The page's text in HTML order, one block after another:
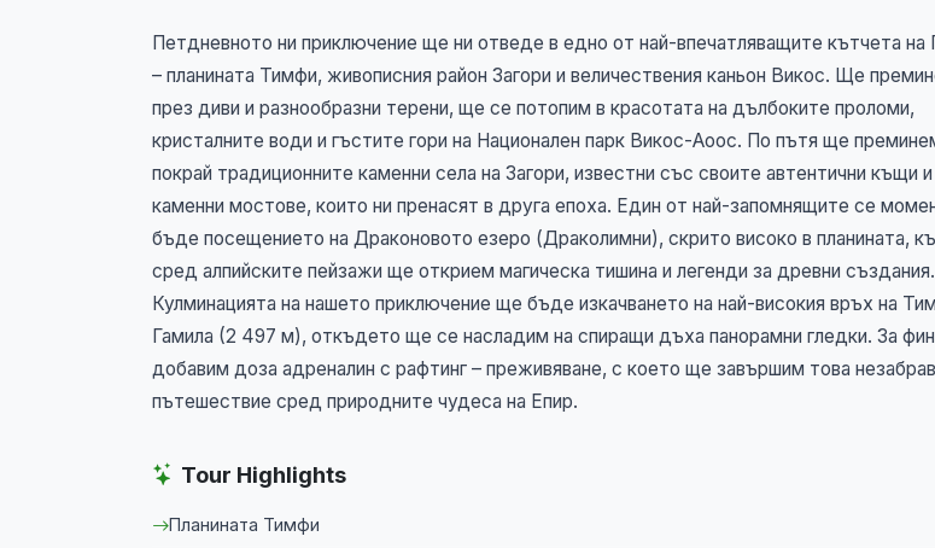
Петдневното ни приключение ще ни отведе в едно от най-впечатляващите кътчета на
– планината Тимфи, живописния район Загори и величествения каньон Викос. Ще
през диви и разнообразни терени, ще се потопим в красотата на дълбоките проломи,
кристалните води и гъстите гори на Национален парк Викос-Аоос. По пътя ще
покрай традиционните каменни села на Загори, известни със своите автентични къщи и
каменни мостове, които ни пренасят в друга епоха. Един от най-запомнящите се
бъде посещението на Драконовото езеро (Драколимни), скрито високо в планината,
сред алпийските пейзажи ще открием магическа тишина и легенди за древни създания.
Кулминацията на нашето приключение ще бъде изкачването на най-високия връх на
Гамила (2 497 м), откъдето ще се насладим на спиращи дъха панорамни гледки. За
добавим доза адреналин с рафтинг – преживяване, с което ще завършим това
пътешествие сред природните чудеса на Епир.
Tour Highlights
Планината Тимфи